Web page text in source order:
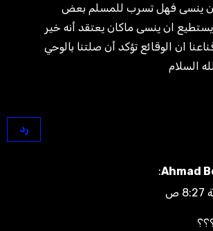
أن ينسى فهل تسرب للمسلم بعض
ان ينسى ماكان يعتقد أنه خير
ان الوقائع تؤكد أن صلتنا بالوحي
السلام
رد
Ahmad
: